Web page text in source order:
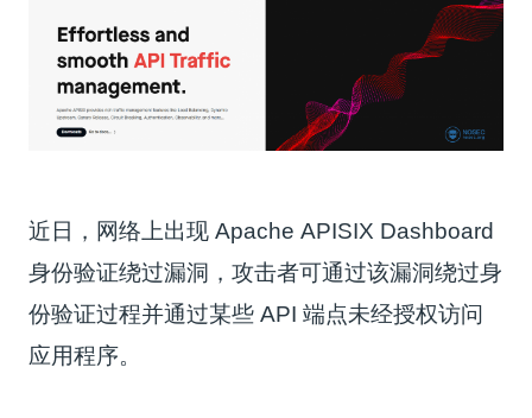
近日，网络上出现 Apache APISIX Dashboard
身份验证绕过漏洞，攻击者可通过该漏洞绕过身
份验证过程并通过某些 API 端点未经授权访问
应用程序。